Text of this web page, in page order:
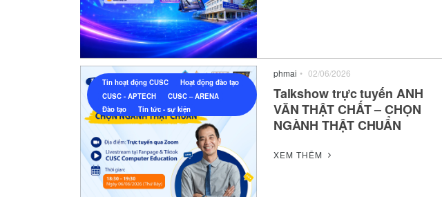
Tin hoạt động CUSC
Hoạt động đào tạo
CUSC - APTECH
CUSC – ARENA
Đào tạo
Tin tức - sự kiện
phmai • 02/06/2026
Talkshow trực tuyến ANH
VĂN THẬT CHẤT – CHỌN
NGÀNH THẬT CHUẨN
XEM THÊM